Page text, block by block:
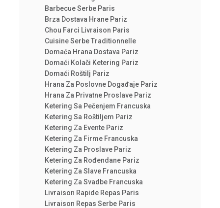
Barbecue Serbe Paris
Brza Dostava Hrane Pariz
Chou Farci Livraison Paris
Cuisine Serbe Traditionnelle
Domaća Hrana Dostava Pariz
Domaći Kolači Ketering Pariz
Domaći Roštilj Pariz
Hrana Za Poslovne Događaje Pariz
Hrana Za Privatne Proslave Pariz
Ketering Sa Pečenjem Francuska
Ketering Sa Roštiljem Pariz
Ketering Za Evente Pariz
Ketering Za Firme Francuska
Ketering Za Proslave Pariz
Ketering Za Rođendane Pariz
Ketering Za Slave Francuska
Ketering Za Svadbe Francuska
Livraison Rapide Repas Paris
Livraison Repas Serbe Paris